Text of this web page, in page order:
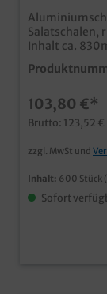
Salatschalen,
Inhalt ca.
Karton,
verschließbar
103,80 €*
Brutto: 123,52 €
zzgl. MwSt und
Inhalt: 600 Stück
Sofort